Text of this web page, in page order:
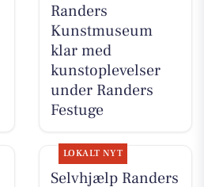
Randers
Kunstmuseum
klar med
kunstoplevelser
under Randers
Festuge
LOKALT NYT
Selvhjælp Randers